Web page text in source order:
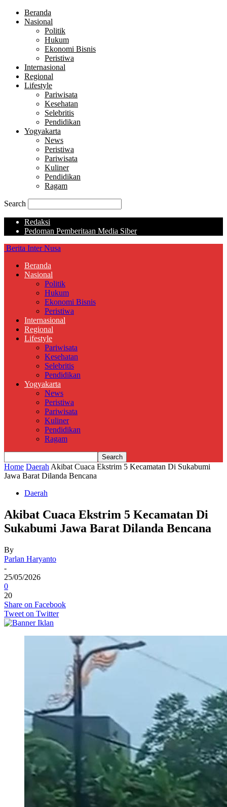
Beranda
Nasional
Politik
Hukum
Ekonomi Bisnis
Peristiwa
Internasional
Regional
Lifestyle
Pariwisata
Kesehatan
Selebritis
Pendidikan
Yogyakarta
News
Peristiwa
Pariwisata
Kuliner
Pendidikan
Ragam
Search
Redaksi
Pedoman Pemberitaan Media Siber
Berita Inter Nusa
Beranda
Nasional
Politik
Hukum
Ekonomi Bisnis
Peristiwa
Internasional
Regional
Lifestyle
Pariwisata
Kesehatan
Selebritis
Pendidikan
Yogyakarta
News
Peristiwa
Pariwisata
Kuliner
Pendidikan
Ragam
Home Daerah Akibat Cuaca Ekstrim 5 Kecamatan Di Sukabumi
Jawa Barat Dilanda Bencana
Daerah
Akibat Cuaca Ekstrim 5 Kecamatan Di
Sukabumi Jawa Barat Dilanda Bencana
By
Parlan Haryanto
-
25/05/2026
0
20
Share on Facebook
Tweet on Twitter